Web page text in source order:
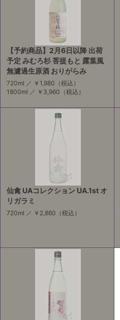
【予約商品】2月6日以降 出荷
予定 みむろ杉 菩提もと 露葉風
無濾過生原酒 おりがらみ
720ml ／ ￥1,980 （税込）
1800ml ／ ￥3,960 （税込）
仙禽 UAコレクション UA.1st オ
リガラミ
720ml ／ ￥2,860 （税込）